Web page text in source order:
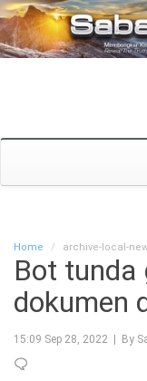
Home archive-local-
Bot tunda
dokumen
15:09 Sep 28, 2022 | By